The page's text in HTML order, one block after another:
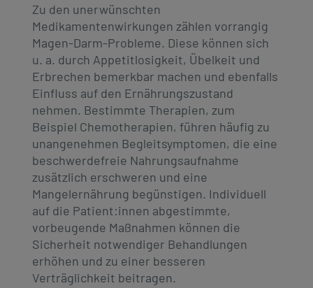
Zu den unerwünschten
Medikamentenwirkungen zählen vorrangig
Magen-Darm-Probleme. Diese können sich
u. a. durch Appetitlosigkeit, Übelkeit und
Erbrechen bemerkbar machen und ebenfalls
Einfluss auf den Ernährungszustand
nehmen. Bestimmte Therapien, zum
Beispiel Chemotherapien, führen häufig zu
unangenehmen Begleitsymptomen, die eine
beschwerdefreie Nahrungsaufnahme
zusätzlich erschweren und eine
Mangelernährung begünstigen. Individuell
auf die Patient:innen abgestimmte,
vorbeugende Maßnahmen können die
Sicherheit notwendiger Behandlungen
erhöhen und zu einer besseren
Verträglichkeit beitragen.